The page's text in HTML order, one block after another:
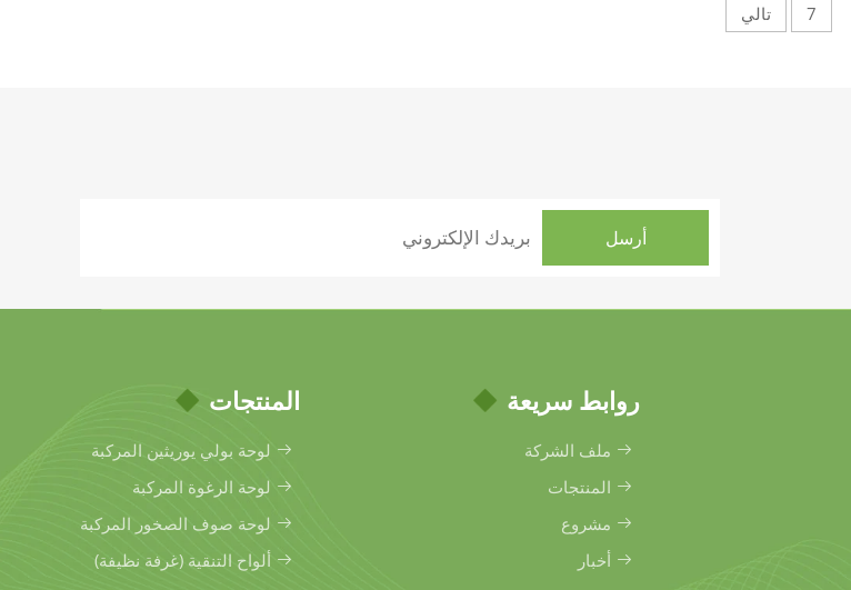
7 تالي
روابط سريعة
ملف الشركة
المنتجات
مشروع
أخبار
المنتجات
لوحة بولي يوريثين المركبة
لوحة الرغوة المركبة
لوحة صوف الصخور المركبة
ألواح التنقية (غرفة نظيفة)